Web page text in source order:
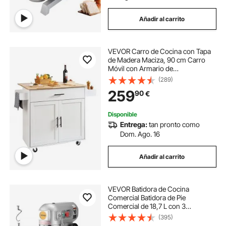
Añadir al carrito
VEVOR Carro de Cocina con Tapa
de Madera Maciza, 90 cm Carro
Móvil con Armario de
Almacenamiento sobre Ruedas,
Mesa de Cocina Rodante con
Estante de Especias, Toallero, Hoja
Abatible y Cajón, Blanco
(289)
25990€
Disponible
Entrega:tan pronto como
Dom. Ago. 16
Añadir al carrito
VEVOR Batidora de Cocina
Comercial Batidora de Pie
Comercial de 18,7 L con 3
Velocidades Ajustables Amasadora
de 1100 W con Tazón de Acero
(395)